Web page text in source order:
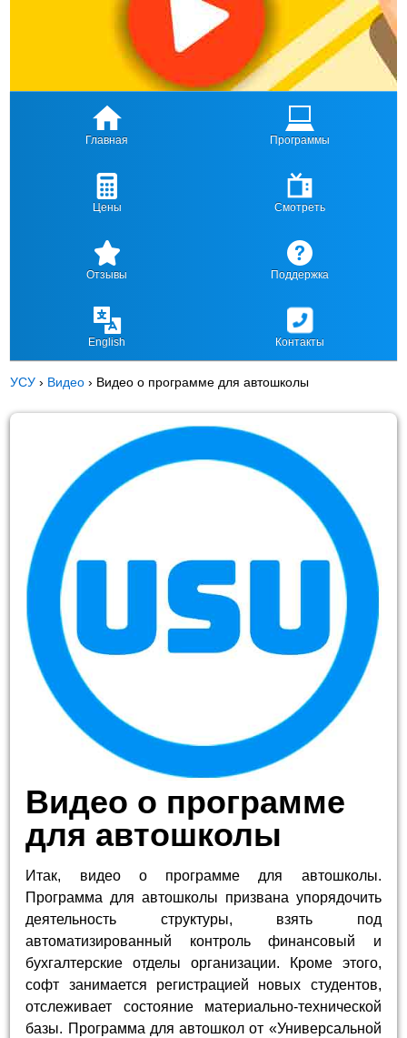
Главная Программы
Цены Смотреть
Отзывы Поддержка
English Контакты
УСУ › Видео › Видео о программе для автошколы
Видео о программе
для автошколы
Итак, видео о программе для автошколы.
Программа для автошколы призвана упорядочить
деятельность структуры, взять под
автоматизированный контроль финансовый и
бухгалтерские отделы организации. Кроме этого,
софт занимается регистрацией новых студентов,
отслеживает состояние материально-технической
базы. Программа для автошкол от «Универсальной